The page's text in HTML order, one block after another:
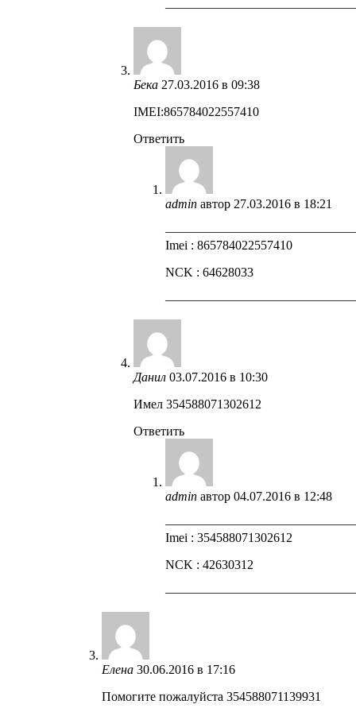
Бека 27.03.2016 в 09:38
IMEI:865784022557410
Ответить
admin автор 27.03.2016 в 18:21
Imei : 865784022557410
NCK : 64628033
Данил 03.07.2016 в 10:30
Имел 354588071302612
Ответить
admin автор 04.07.2016 в 12:48
Imei : 354588071302612
NCK : 42630312
Елена 30.06.2016 в 17:16
Помогите пожалуйста 354588071139931